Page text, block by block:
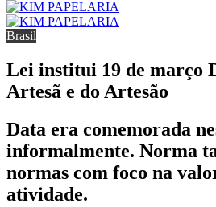
Brasil
Lei institui 19 de março
Artesã e do Artesão
Data era comemorada
informalmente. Norma
normas com foco na
atividade.